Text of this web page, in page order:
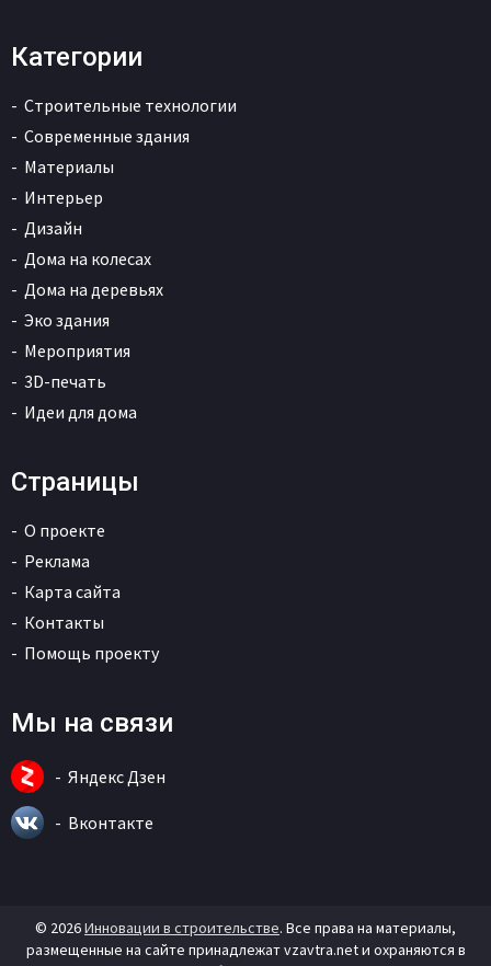
Категории
Строительные технологии
Современные здания
Материалы
Интерьер
Дизайн
Дома на колесах
Дома на деревьях
Эко здания
Мероприятия
3D-печать
Идеи для дома
Страницы
О проекте
Реклама
Карта сайта
Контакты
Помощь проекту
Мы на связи
Яндекс Дзен
Вконтакте
© 2026Инновации в строительстве. Все права на материалы,
размещенные на сайте принадлежат vzavtra.net и охраняются в